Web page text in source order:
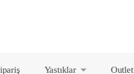
Yastıklar Outlet